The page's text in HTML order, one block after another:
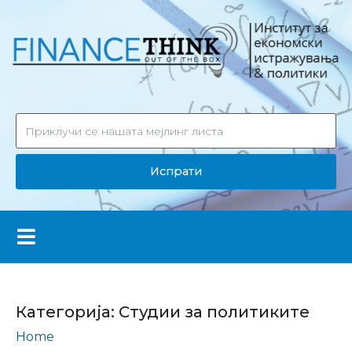
Испрати
Категорија: Студии за политиките
Home